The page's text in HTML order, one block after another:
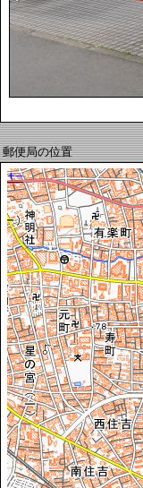
郵便局の位置